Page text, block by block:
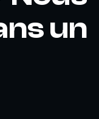
un